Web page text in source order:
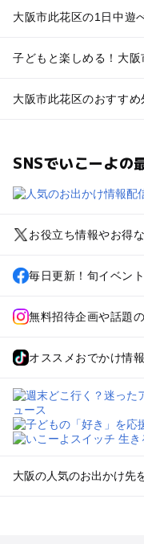
大阪市此花区の1日中遊
子どもと楽しめる！大
大阪市此花区のおすすめ
SNSでいこーよの
お役立ち情報やお得
毎日更新！旬イベン
無料招待企画や話題
オススメおでかけ情
大阪の人気のお出かけ先